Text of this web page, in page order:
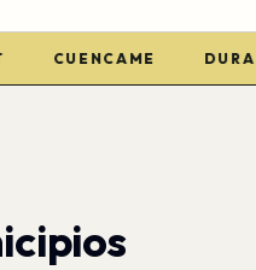
CUENCAME